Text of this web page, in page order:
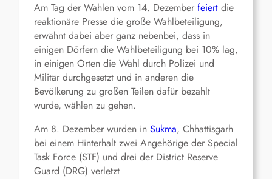
Am Tag der Wahlen vom 14. Dezember feiert die
reaktionäre Presse die große Wahlbeteiligung,
erwähnt dabei aber ganz nebenbei, dass in
einigen Dörfern die Wahlbeteiligung bei 10% lag,
in einigen Orten die Wahl durch Polizei und
Militär durchgesetzt und in anderen die
Bevölkerung zu großen Teilen dafür bezahlt
wurde, wählen zu gehen.
Am 8. Dezember wurden in Sukma, Chhattisgarh
bei einem Hinterhalt zwei Angehörige der Special
Task Force (STF) und drei der District Reserve
Guard (DRG) verletzt